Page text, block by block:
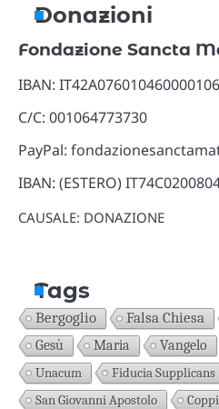
Donazioni
Fondazione Sancta
IBAN:
C/C: 001064773730
PayPal:
IBAN: (ESTERO)
CAUSALE: DONAZIONE
Tags
Bergoglio Falsa Chiesa
Gesù Maria Vangelo
Unacum
Fiducia Supplicans
San Giovanni Apostolo